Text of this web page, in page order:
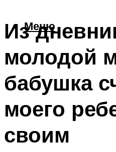
Меню
Из
молодой
бабушка
моего
своим